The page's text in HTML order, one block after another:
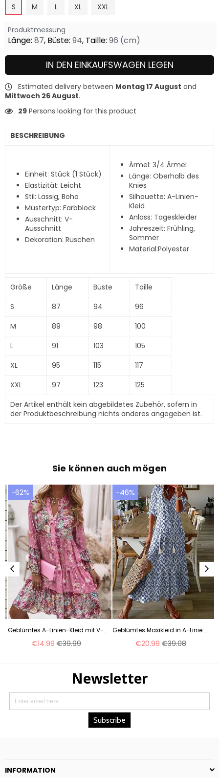
S
M L XL XXL
Produktmessung
Länge: 87, Büste: 94, Taille: 96 (cm)
IN DEN EINKAUFSWAGEN LEGEN
Estimated delivery between Montag 17 August and
Mittwoch 26 August.
29 Persons looking for this product
BESCHREIBUNG
Einheit: Stück (1 Stück)
Elastizität: Leicht
Stil: Lässig, Boho
Mustertyp: Farbblock
Ausschnitt: V-
Ausschnitt
Dekoration: Rüschen
Ärmel: 3/4 Ärmel
Länge: Oberhalb des
Knies
Silhouette: A-Linien-
Kleid
Anlass: Tageskleider
Jahreszeit: Frühling,
Sommer
Material:Polyester
Größe Länge Büste
Taille
S
87 94
96
M
89 98
100
L
91 103
105
XL
95 115
117
XXL
97 123
125
Der Artikel enthält kein abgebildetes Zubehör, sofern in
der Produktbeschreibung nichts anderes angegeben ist.
Sie können auch mögen
-62%
Geblümtes A-Linien-Kleid mit V-Ausschnitt und 3/4-Ärmeln über dem Knie m161507179
Normaler
€14.99 €39.99
-46%
Geblümtes Maxikleid in A-Linie mit V-Ausschnitt und halblangen Ärmeln m161509014
Normaler
€20.99 €39.08
INFORMATION